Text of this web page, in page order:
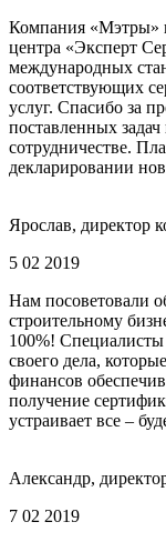
Компания «Мэтры»
центра «Эксперт
международных
соответствующих
услуг. Спасибо за
поставленных
сотрудничестве.
декларировании
Ярослав,
5 02 2019
Нам посоветовали
строительному
100%!
своего дела,
финансов
получение
устраивает все –
Александр,
7 02 2019